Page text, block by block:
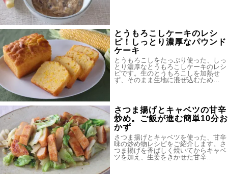
とうもろこしケーキのレシ
ピ！しっとり濃厚なパウンド
ケーキ
とうもろこしをたっぷり使った、しっ
とり濃厚なとうもろこしケーキのレシ
ピです。生のとうもろこしを加熱せ
ず、そのまま生地に混ぜ込むため…
さつま揚げとキャベツの甘辛
炒め。ご飯が進む簡単10分お
かず
さつま揚げとキャベツを使った、甘辛
味の炒め物レシピをご紹介します。さ
つま揚げを香ばしく焼いてからキャベ
ツを加え、生姜をきかせた甘辛…